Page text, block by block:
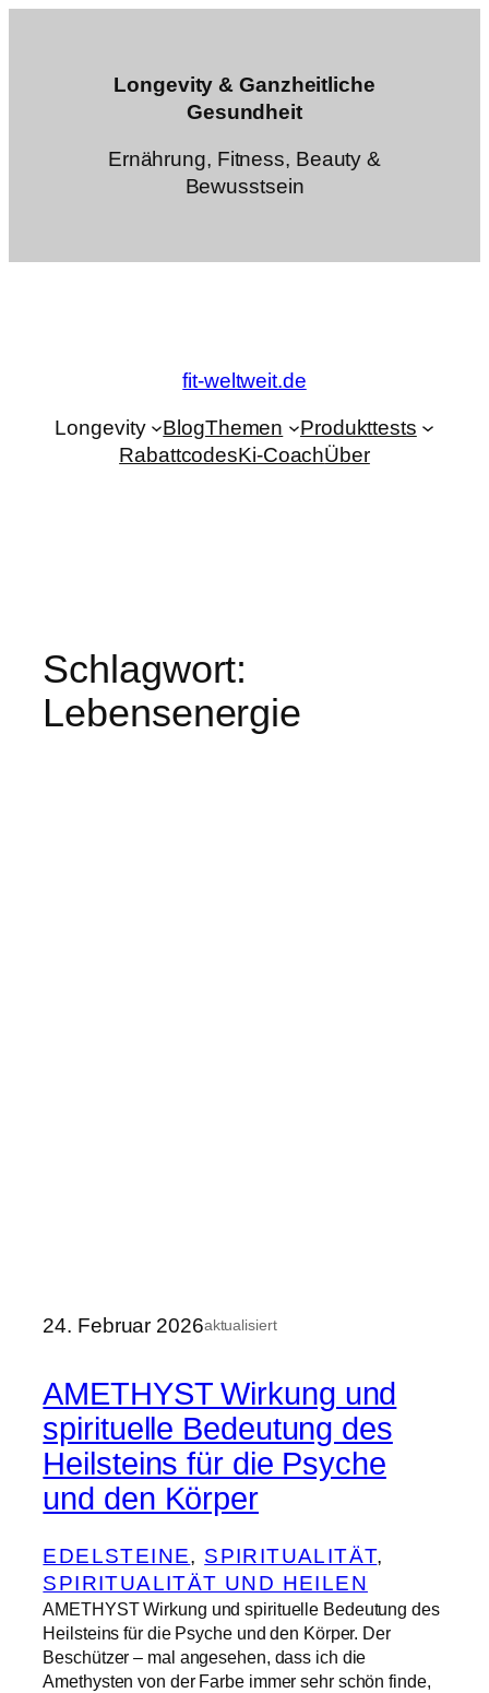
Longevity & Ganzheitliche
Gesundheit
Ernährung, Fitness, Beauty &
Bewusstsein
fit-weltweit.de
Longevity BlogThemen
Produkttests
RabattcodesKi-CoachÜber
Schlagwort:
Lebensenergie
24. Februar 2026aktualisiert
AMETHYST Wirkung und
spirituelle Bedeutung des
Heilsteins für die Psyche
und den Körper
EDELSTEINE, SPIRITUALITÄT
SPIRITUALITÄT UND HEILEN
AMETHYST Wirkung und spirituelle Bedeutung des
Heilsteins für die Psyche und den Körper. Der
Beschützer – mal angesehen, dass ich die
Amethysten von der Farbe immer sehr schön finde,